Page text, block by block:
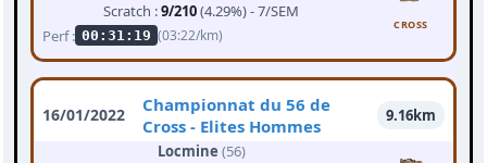
Scratch :9/210(4.29%) - 7/SEM
Perf : 00:31:19 (03:22/km)
CROSS
16/01/2022
Championnat du 56 de
Cross - Elites Hommes
9.16km
Locmine (56)